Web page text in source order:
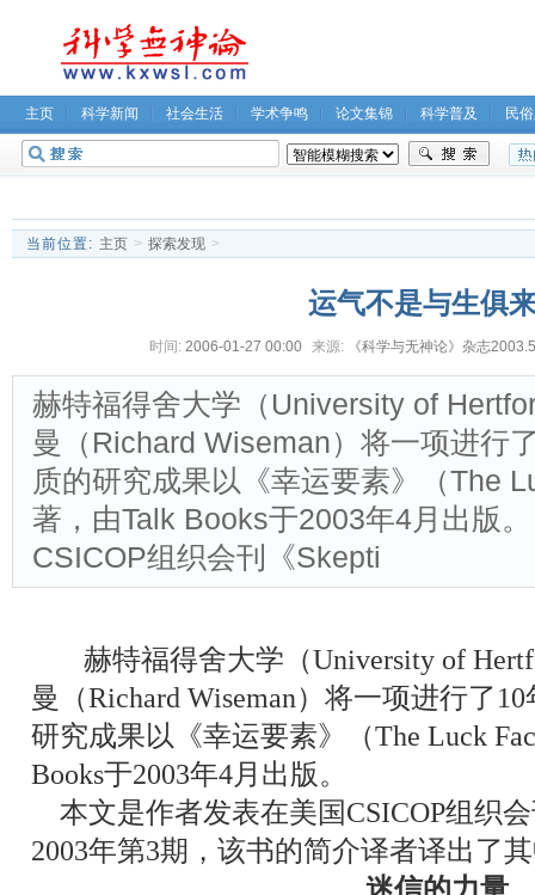
主页 科学新闻 社会生活 学术争鸣 论文集锦 科学普及 民
无神论坛
当前位置: 主页 > 探索发现 >
运气不是与生俱
时间: 2006-01-27 00:00 来源: 《科学与无神论》杂志
赫特福得舍大学（University of
曼（Richard Wiseman）将一项进行
质的研究成果以《幸运要素》（The
著，由Talk Books于2003年4月出版
CSICOP组织会刊《Skepti
赫特福得舍大学（University of
曼（Richard Wiseman）将一项进行了
研究成果以《幸运要素》（The Luck
Books于2003年4月出版。
本文是作者发表在美国CSICOP组织
2003年第3期，该书的简介译者译出了